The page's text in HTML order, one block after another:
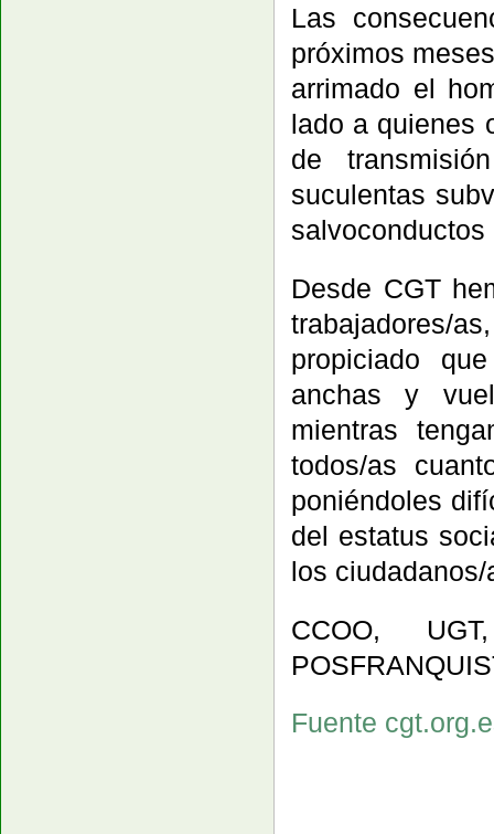
Las
próximos
arrimado el
lado a quienes
de
suculentas
salvoconductos
Desde CGT
trabajadores/
propiciado
anchas y
mientras
todos/as
poniéndoles
del estatus
los
CCOO,
Fuente